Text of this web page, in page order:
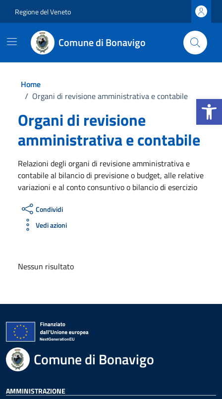
Apri la
Regione del Veneto
Comune di Bonavigo
Home
/ Organi di revisione amministrativa e contabile
Organi di revisione
amministrativa e contabile
Relazioni degli organi di revisione amministrativa e
contabile al bilancio di previsione o budget, alle relative
variazioni e al conto consuntivo o bilancio di esercizio
Condividi
Vedi azioni
Nessun risultato
Comune di Bonavigo
AMMINISTRAZIONE